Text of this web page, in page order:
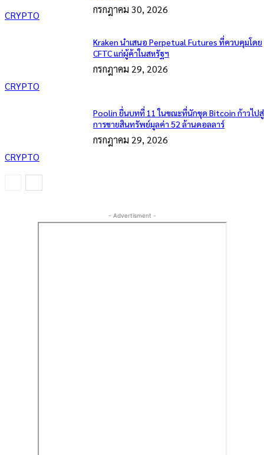
CRYPTO กรกฎาคม 30, 2026
CRYPTO
Kraken นำเสนอ Perpetual Futures ที่ควบคุมโดย
CFTC แก่ผู้ค้าในสหรัฐฯ
กรกฎาคม 29, 2026
CRYPTO
Poolin ยื่นบทที่ 11 ในขณะที่นักขุด Bitcoin ก้าวไปสู่
การขายสินทรัพย์มูลค่า 52 ล้านดอลลาร์
กรกฎาคม 29, 2026
- Advertisment -